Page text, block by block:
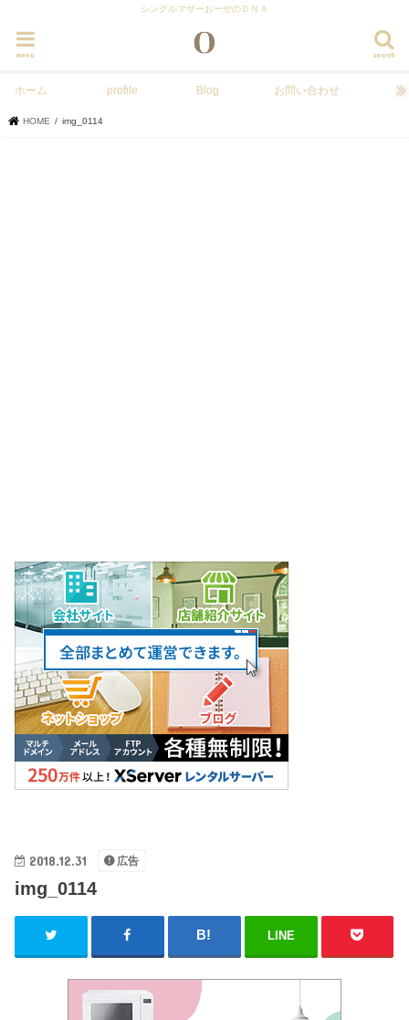
シングルマザーおーせのＤＮＡ
search
menu
ホーム profile Blog お問い合わせ
HOME img_0114
2018.12.31 広告
img_0114
LINE